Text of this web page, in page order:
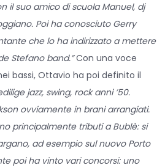
il suo amico di scuola Manuel, dj
Poi ha conosciuto Gerry
che lo ha indirizzato a mettere
Stefano band.”Con una voce
bassi, Ottavio ha poi definito il
jazz, swing, rock anni ’50.
ovviamente in brani arrangiati.
principalmente tributi a Bublè: si
ad esempio sul nuovo Porto
poi ha vinto vari concorsi: uno